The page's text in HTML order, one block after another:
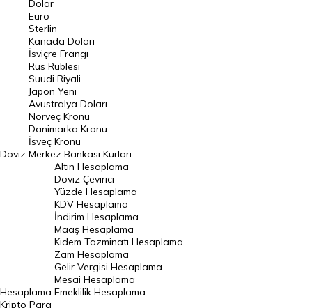
Pound Kuru
Frank Kuru
Riyal Kuru
Avustralya Doları
Danimarka Kronu Kuru
Kanada Doları Kuru
Norveç Kronu Kuru
İsveç Kronu Kuru
Japon Yeni Kuru
Serbest Piyasa Döviz Kurları
Merkez Bankası Döviz Kurları
Altın Fiyatları
Döviz
Dolar
Euro
Sterlin
Kanada Doları
İsviçre Frangı
Rus Rublesi
Suudi Riyali
Japon Yeni
Avustralya Doları
Norveç Kronu
Danimarka Kronu
İsveç Kronu
Merkez Bankası Kurlari
Hesaplama
Altın Hesaplama
Döviz Çevirici
Yüzde Hesaplama
KDV Hesaplama
İndirim Hesaplama
Maaş Hesaplama
Kıdem Tazminatı Hesaplama
Zam Hesaplama
Gelir Vergisi Hesaplama
Mesai Hesaplama
Emeklilik Hesaplama
Kripto Para